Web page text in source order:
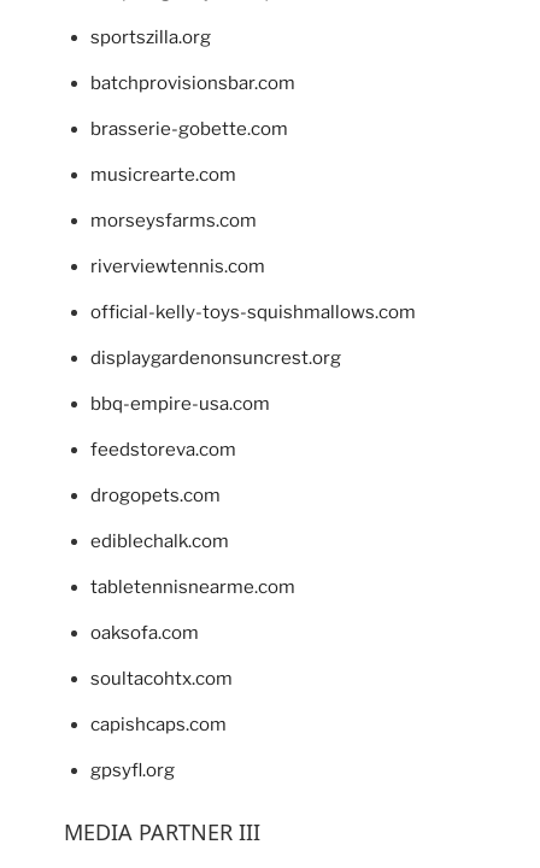
sportszilla.org
batchprovisionsbar.com
brasserie-gobette.com
musicrearte.com
morseysfarms.com
riverviewtennis.com
official-kelly-toys-squishmallows.com
displaygardenonsuncrest.org
bbq-empire-usa.com
feedstoreva.com
drogopets.com
ediblechalk.com
tabletennisnearme.com
oaksofa.com
soultacohtx.com
capishcaps.com
gpsyfl.org
MEDIA PARTNER III